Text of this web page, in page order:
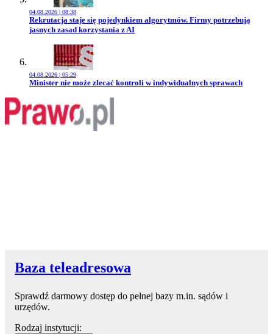
04.08.2026 | 08:38
Przejdź do artykułu:
Rekrutacja staje się pojedynkiem algorytmów. Firmy potrzebują
jasnych zasad korzystania z AI
04.08.2026 | 05:29
Przejdź do artykułu:
Minister nie może zlecać kontroli w indywidualnych sprawach
Baza teleadresowa
Sprawdź darmowy dostęp do pełnej bazy m.in. sądów i
urzędów.
Rodzaj instytucji: